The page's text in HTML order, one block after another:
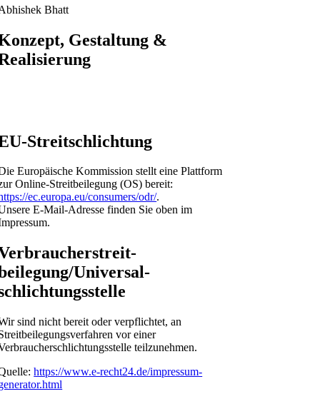
Bhatt
Gestaltung &
Streitschlichtung
Europäische Kommission stellt eine Plattform
Online-Streitbeilegung (OS) bereit:
ec.europa.eu/consumers/odr/.
E-Mail-Adresse finden Sie oben im
Universal­
sind nicht bereit oder verpflichtet, an
vor einer
teilzunehmen.
https://www.e-recht24.de/impressum-